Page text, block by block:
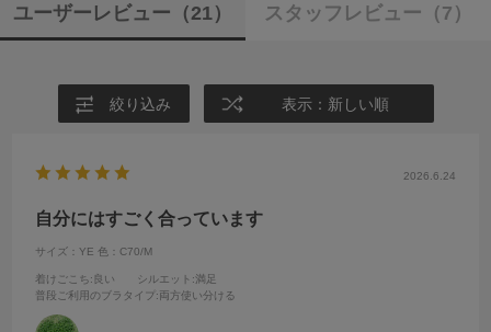
ユーザーレビュー （21） スタッフレビュー （7）
絞り込み 表示：新しい順
2026.6.24
自分にはすごく合っています
サイズ：YE 色：C70/M
着けごこち:良い シルエット :満足
普段ご利用のブラタイプ :両方使い分ける